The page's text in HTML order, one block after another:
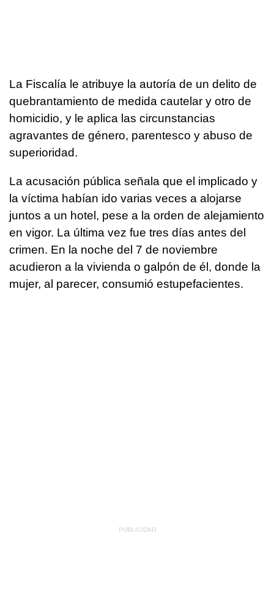
La Fiscalía le atribuye la autoría de un delito de
quebrantamiento de medida cautelar y otro de
homicidio, y le aplica las circunstancias
agravantes de género, parentesco y abuso de
superioridad.
La acusación pública señala que el implicado y
la víctima habían ido varias veces a alojarse
juntos a un hotel, pese a la orden de alejamiento
en vigor. La última vez fue tres días antes del
crimen. En la noche del 7 de noviembre
acudieron a la vivienda o galpón de él, donde la
mujer, al parecer, consumió estupefacientes.